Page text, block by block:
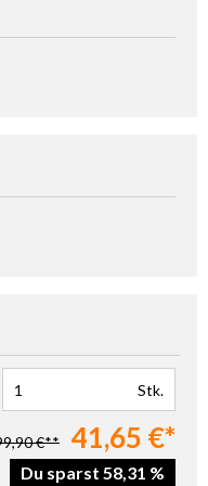
Stk.
€** 41,65 €*
Du sparst 58,31 %